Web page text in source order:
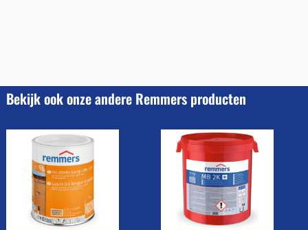
Bekijk ook onze andere Remmers producten